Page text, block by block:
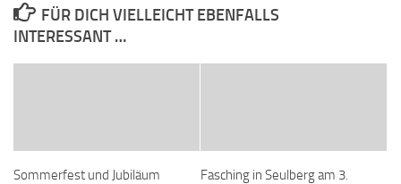
FÜR DICH VIELLEICHT EBENFALLS
INTERESSANT …
Sommerfest und Jubiläum
Fasching in Seulberg am 3.